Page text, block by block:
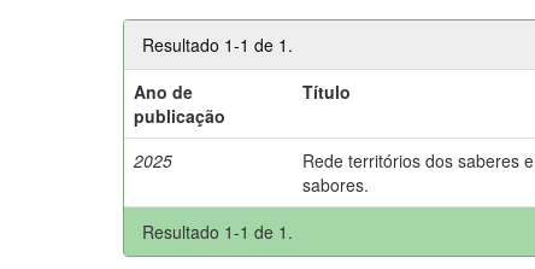
Resultado 1-1 de 1.
Ano de
publicação
Título
2025
Rede territórios dos saberes e
sabores.
Resultado 1-1 de 1.